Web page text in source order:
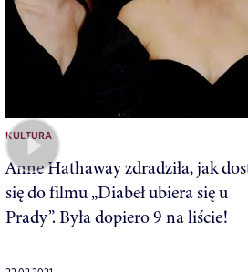
KULTURA
Anne Hathaway zdradziła, jak
się do filmu „Diabeł ubiera się u
Prady”. Była dopiero 9 na liście!